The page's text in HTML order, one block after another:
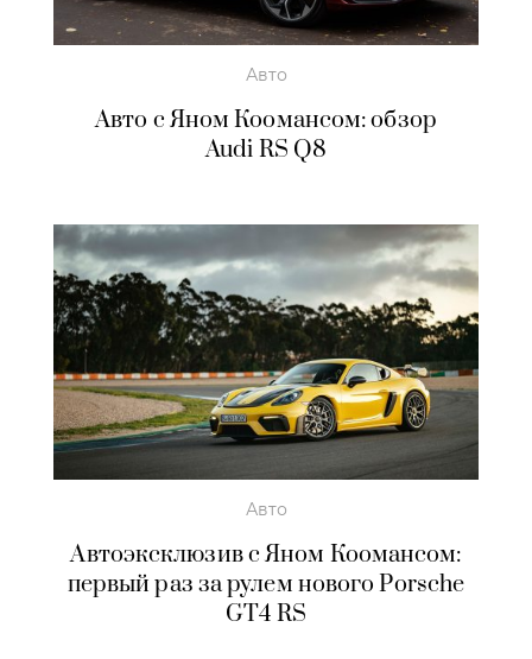
Авто
Авто с Яном Коомансом: обзор
Audi RS Q8
Авто
Автоэксклюзив с Яном Коомансом:
первый раз за рулем нового Porsche
GT4 RS